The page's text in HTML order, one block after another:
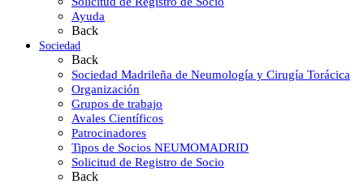
Ayuda
Back
Sociedad
Back
Sociedad Madrileña de Neumología y Cirugía Torácica
Organización
Grupos de trabajo
Avales Científicos
Patrocinadores
Tipos de Socios NEUMOMADRID
Solicitud de Registro de Socio
Back